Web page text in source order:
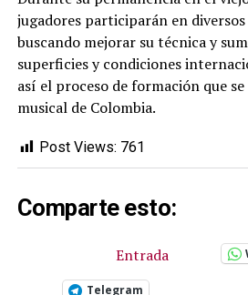
jugadores participarán en
buscando mejorar su técnica y
superficies y condiciones
así el proceso de formación que
musical de Colombia.
Post Views: 761
Comparte esto:
Entrada
Telegram